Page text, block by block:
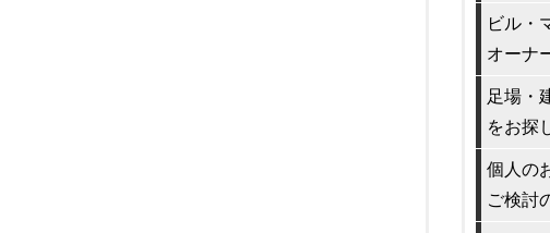
ビル・
オーナ
足場・
をお探
個人の
ご検討